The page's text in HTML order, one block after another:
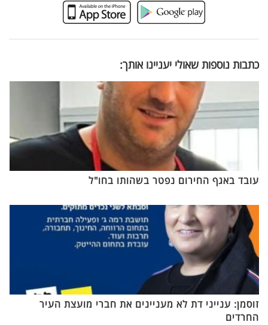
כתבות נוספות שאולי יעניינו אותך:
עובד באגף החירום נפטר בשהותו בחו"ל
זוסמן: ענייני דת לא מעניינים את חברי מועצת העיר
החרדים